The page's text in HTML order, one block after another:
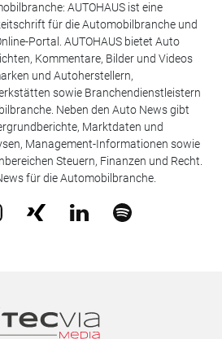
AUTOHAUS ist eine
für die Automobilbranche und
Portal. AUTOHAUS bietet Auto
Kommentare, Bilder und Videos
und Autoherstellern,
sowie Branchendienstleistern
Neben den Auto News gibt
Marktdaten und
Management-Informationen sowie
Steuern, Finanzen und Recht.
für die Automobilbranche.